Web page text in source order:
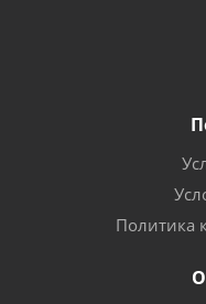
Политика